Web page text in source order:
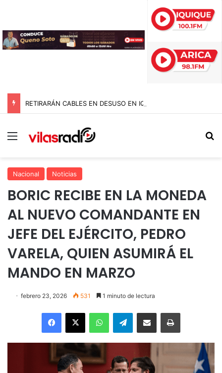
Menú
Nacional Noticias
BORIC RECIBE EN LA MONEDA
AL NUEVO COMANDANTE EN
JEFE DEL EJÉRCITO, PEDRO
VARELA, QUIEN ASUMIRÁ EL
MANDO EN MARZO
febrero 23, 2026 531 1 minuto de lectura
Facebook
X WhatsAppTelegramEnviar vía email Imprimir